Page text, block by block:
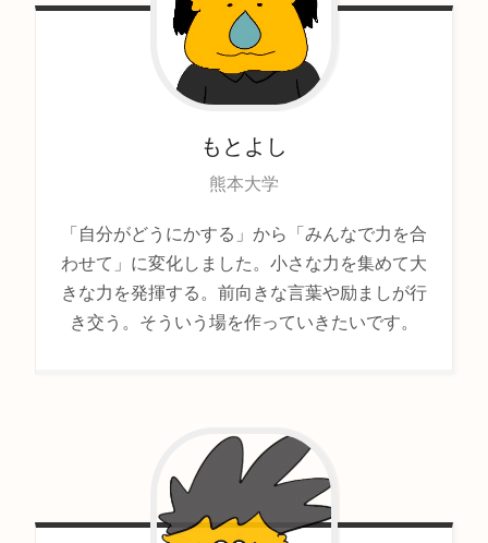
もとよし
熊本大学
「自分がどうにかする」から「みんなで力を合
わせて」に変化しました。小さな力を集めて大
きな力を発揮する。前向きな言葉や励ましが行
き交う。そういう場を作っていきたいです。